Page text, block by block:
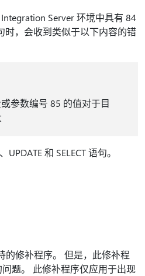
Server 环境中具有 84
时，会收到类似于以下内容的错
参数编号 85 的值对于目
和 SELECT 语句。
的修补程序。 但是，此修补程
题。 此修补程序仅应用于出现